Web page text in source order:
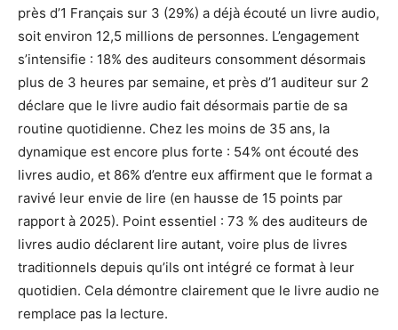
près d’1 Français sur 3 (29%) a déjà écouté un livre audio,
soit environ 12,5 millions de personnes. L’engagement
s’intensifie : 18% des auditeurs consomment désormais
plus de 3 heures par semaine, et près d’1 auditeur sur 2
déclare que le livre audio fait désormais partie de sa
routine quotidienne. Chez les moins de 35 ans, la
dynamique est encore plus forte : 54% ont écouté des
livres audio, et 86% d’entre eux affirment que le format a
ravivé leur envie de lire (en hausse de 15 points par
rapport à 2025). Point essentiel : 73 % des auditeurs de
livres audio déclarent lire autant, voire plus de livres
traditionnels depuis qu’ils ont intégré ce format à leur
quotidien. Cela démontre clairement que le livre audio ne
remplace pas la lecture.